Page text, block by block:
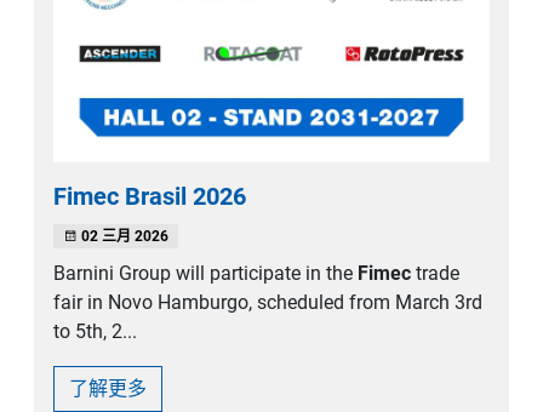
Fimec Brasil 2026
02 三月 2026
Barnini Group will participate in the Fimec trade
fair in Novo Hamburgo, scheduled from March 3rd
to 5th, 2...
了解更多